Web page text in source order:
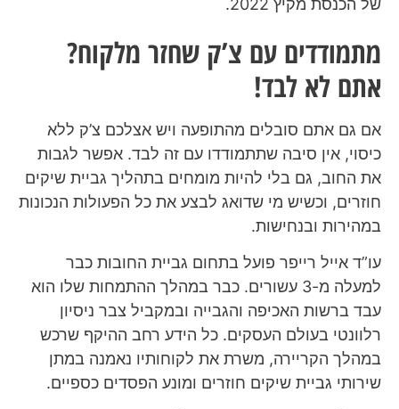
מתמודדים עם צ’ק שחזר מלקוח?
אתם לא לבד!
אם גם אתם סובלים מהתופעה ויש אצלכם צ’ק ללא
כיסוי, אין סיבה שתתמודדו עם זה לבד. אפשר לגבות
את החוב, גם בלי להיות מומחים בתהליך גביית שיקים
חוזרים, וכשיש מי שדואג לבצע את כל הפעולות הנכונות
במהירות ובנחישות.
עו”ד אייל רייפר פועל בתחום גביית החובות כבר
למעלה מ-3 עשורים. כבר במהלך ההתמחות שלו הוא
עבד ברשות האכיפה והגבייה ובמקביל צבר ניסיון
רלוונטי בעולם העסקים. כל הידע רחב ההיקף שרכש
במהלך הקריירה, משרת את לקוחותיו נאמנה במתן
שירותי גביית שיקים חוזרים ומונע הפסדים כספיים.